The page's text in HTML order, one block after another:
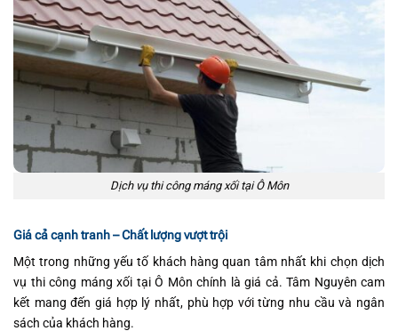
Dịch vụ thi công máng xối tại Ô Môn
Giá cả cạnh tranh – Chất lượng vượt trội
Một trong những yếu tố khách hàng quan tâm nhất khi chọn dịch
vụ thi công máng xối tại Ô Môn chính là giá cả. Tâm Nguyên cam
kết mang đến giá hợp lý nhất, phù hợp với từng nhu cầu và ngân
sách của khách hàng.